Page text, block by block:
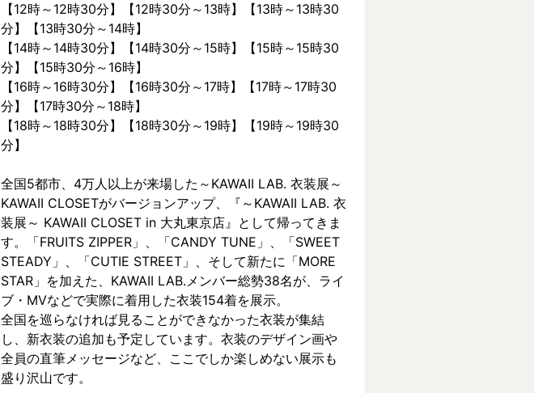
【12時～12時30分】【12時30分～13時】【13時～13時30
分】【13時30分～14時】
【14時～14時30分】【14時30分～15時】【15時～15時30
分】【15時30分～16時】
【16時～16時30分】【16時30分～17時】【17時～17時30
分】【17時30分～18時】
【18時～18時30分】【18時30分～19時】【19時～19時30
分】
全国5都市、4万⼈以上が来場した～KAWAII LAB. 衣装展～
KAWAII CLOSETがバージョンアップ、『～KAWAII LAB. 衣
装展～ KAWAII CLOSET in 大丸東京店』として帰ってきま
す。「FRUITS ZIPPER」、「CANDY TUNE」、「SWEET
STEADY」、「CUTIE STREET」、そして新たに「MORE
STAR」を加えた、KAWAII LAB.メンバー総勢38名が、ライ
ブ・MVなどで実際に着⽤した衣装154着を展示。
全国を巡らなければ見ることができなかった衣装が集結
し、新⾐装の追加も予定しています。衣装のデザイン画や
全員の直筆メッセージなど、ここでしか楽しめない展示も
盛り沢山です。